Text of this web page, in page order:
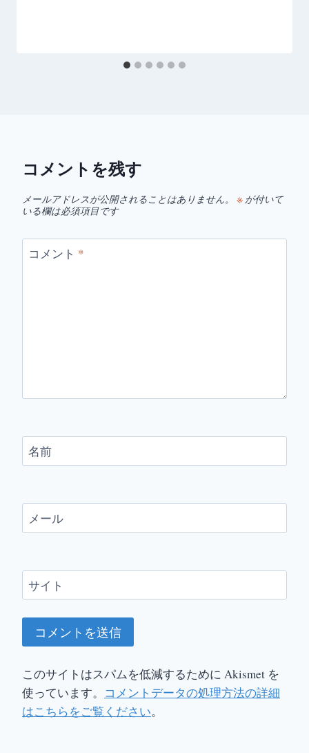
コメントを残す
メールアドレスが公開されることはありません。 ※ が付いて
いる欄は必須項目です
コメント *
名前
メール
サイト
このサイトはスパムを低減するために Akismet を
使っています。 コメントデータの処理方法の詳細
はこちらをご覧ください。